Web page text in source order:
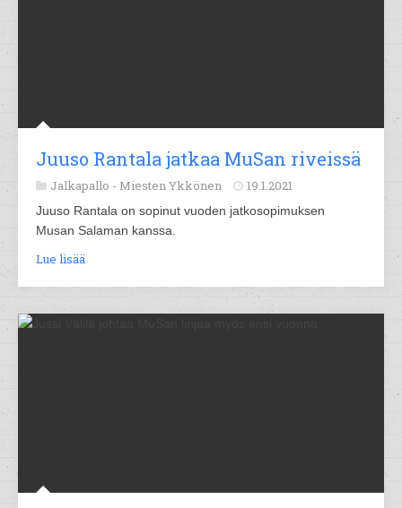
Juuso Rantala jatkaa MuSan riveissä
Jalkapallo - Miesten Ykkönen 19.1.2021
Juuso Rantala on sopinut vuoden jatkosopimuksen
Musan Salaman kanssa.
Lue lisää